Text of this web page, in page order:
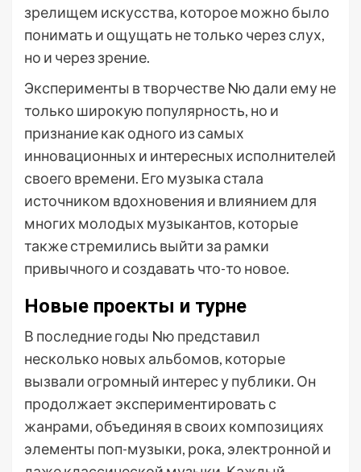
зрелищем искусства, которое можно было
понимать и ощущать не только через слух,
но и через зрение.
Эксперименты в творчестве Nю дали ему не
только широкую популярность, но и
признание как одного из самых
инновационных и интересных исполнителей
своего времени. Его музыка стала
источником вдохновения и влиянием для
многих молодых музыкантов, которые
также стремились выйти за рамки
привычного и создавать что-то новое.
Новые проекты и турне
В последние годы Nю представил
несколько новых альбомов, которые
вызвали огромный интерес у публики. Он
продолжает экспериментировать с
жанрами, объединяя в своих композициях
элементы поп-музыки, рока, электронной и